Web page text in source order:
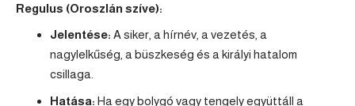
Regulus (Oroszlán szíve):
Jelentése: A siker, a hírnév, a vezetés, a
nagylelkűség, a büszkeség és a királyi hatalom
csillaga.
Hatása: Ha egy bolygó vagy tengely együttáll a